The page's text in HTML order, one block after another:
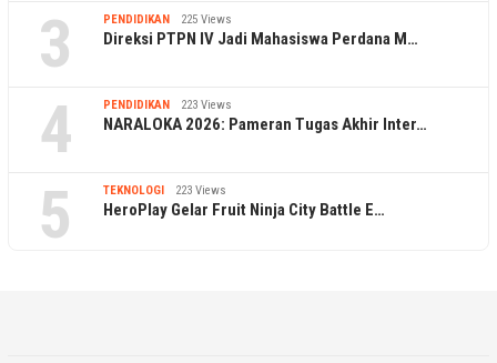
3 PENDIDIKAN 225 Views
Direksi PTPN IV Jadi Mahasiswa Perdana M…
4 PENDIDIKAN 223 Views
NARALOKA 2026: Pameran Tugas Akhir Inter…
5 TEKNOLOGI 223 Views
HeroPlay Gelar Fruit Ninja City Battle E…